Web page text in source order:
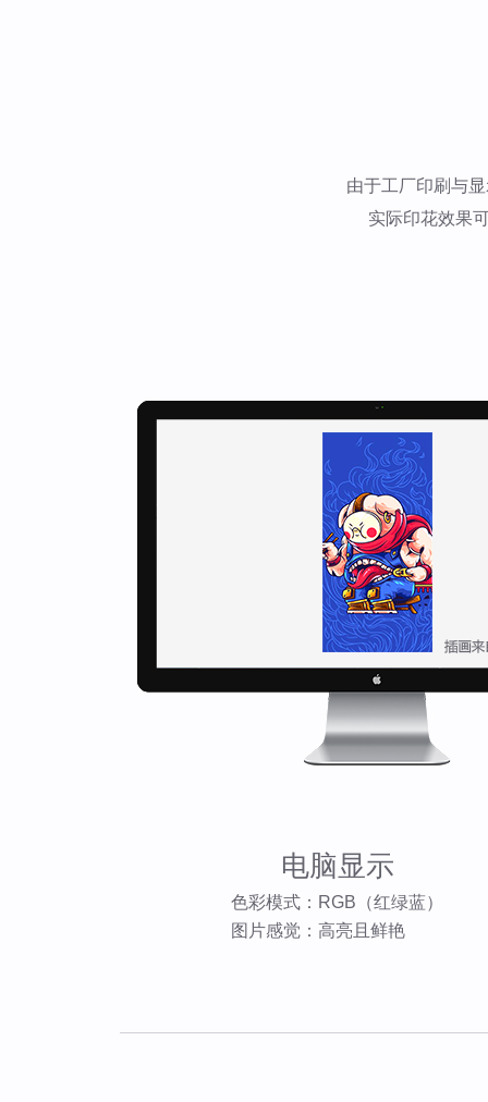
由于工厂印刷与
实际印花效果
电脑显示
色彩模式：RGB（红绿蓝）
图片感觉：高亮且鲜艳